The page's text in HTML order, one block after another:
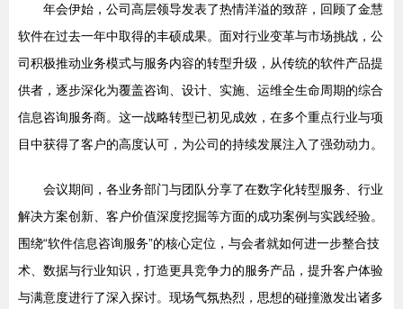
年会伊始，公司高层领导发表了热情洋溢的致辞，回顾了金慧
软件在过去一年中取得的丰硕成果。面对行业变革与市场挑战，公
司积极推动业务模式与服务内容的转型升级，从传统的软件产品提
供者，逐步深化为覆盖咨询、设计、实施、运维全生命周期的综合
信息咨询服务商。这一战略转型已初见成效，在多个重点行业与项
目中获得了客户的高度认可，为公司的持续发展注入了强劲动力。
会议期间，各业务部门与团队分享了在数字化转型服务、行业
解决方案创新、客户价值深度挖掘等方面的成功案例与实践经验。
围绕“软件信息咨询服务”的核心定位，与会者就如何进一步整合技
术、数据与行业知识，打造更具竞争力的服务产品，提升客户体验
与满意度进行了深入探讨。现场气氛热烈，思想的碰撞激发出诸多